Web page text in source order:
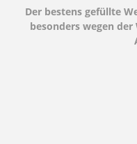
Der bestens gefüllte
besonders wegen